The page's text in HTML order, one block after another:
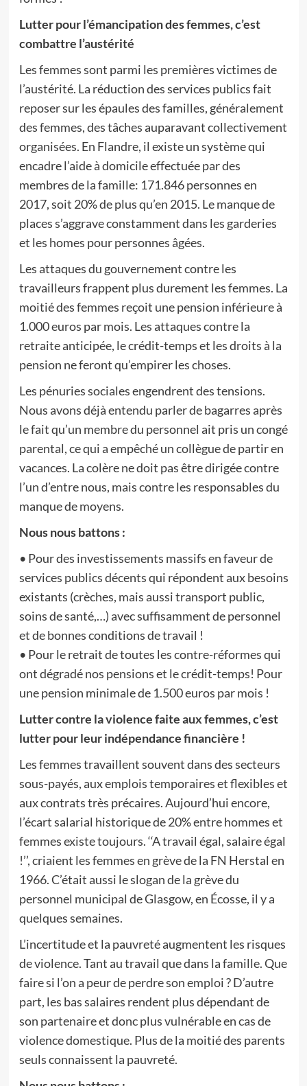
Lutter pour l’émancipation des femmes, c’est
combattre l’austérité
Les femmes sont parmi les premières victimes de
l’austérité. La réduction des services publics fait
reposer sur les épaules des familles, généralement
des femmes, des tâches auparavant collectivement
organisées. En Flandre, il existe un système qui
encadre l’aide à domicile effectuée par des
membres de la famille: 171.846 personnes en
2017, soit 20% de plus qu’en 2015. Le manque de
places s’aggrave constamment dans les garderies
et les homes pour personnes âgées.
Les attaques du gouvernement contre les
travailleurs frappent plus durement les femmes. La
moitié des femmes reçoit une pension inférieure à
1.000 euros par mois. Les attaques contre la
retraite anticipée, le crédit-temps et les droits à la
pension ne feront qu’empirer les choses.
Les pénuries sociales engendrent des tensions.
Nous avons déjà entendu parler de bagarres après
le fait qu’un membre du personnel ait pris un congé
parental, ce qui a empêché un collègue de partir en
vacances. La colère ne doit pas être dirigée contre
l’un d’entre nous, mais contre les responsables du
manque de moyens.
Nous nous battons :
• Pour des investissements massifs en faveur de
services publics décents qui répondent aux besoins
existants (crèches, mais aussi transport public,
soins de santé,…) avec suffisamment de personnel
et de bonnes conditions de travail !
• Pour le retrait de toutes les contre-réformes qui
ont dégradé nos pensions et le crédit-temps! Pour
une pension minimale de 1.500 euros par mois !
Lutter contre la violence faite aux femmes, c’est
lutter pour leur indépendance financière !
Les femmes travaillent souvent dans des secteurs
sous-payés, aux emplois temporaires et flexibles et
aux contrats très précaires. Aujourd’hui encore,
l’écart salarial historique de 20% entre hommes et
femmes existe toujours. ‘‘A travail égal, salaire égal
!’’, criaient les femmes en grève de la FN Herstal en
1966. C’était aussi le slogan de la grève du
personnel municipal de Glasgow, en Écosse, il y a
quelques semaines.
L’incertitude et la pauvreté augmentent les risques
de violence. Tant au travail que dans la famille. Que
faire si l’on a peur de perdre son emploi ? D’autre
part, les bas salaires rendent plus dépendant de
son partenaire et donc plus vulnérable en cas de
violence domestique. Plus de la moitié des parents
seuls connaissent la pauvreté.